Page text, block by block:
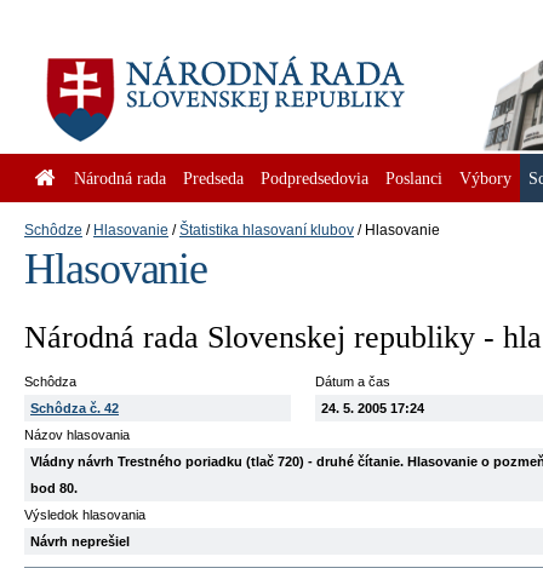
Národná rada Predseda Podpredsedovia Poslanci Výbory
Schôdze Hlasovanie Štatistika hlasovaní klubov Hlasovanie
Hlasovanie
Národná rada Slovenskej republiky -
Schôdza
Schôdza č. 42
Dátum a čas
24. 5. 2005 17:24
Názov hlasovania
Vládny návrh Trestného poriadku (tlač 720) - druhé čítanie. Hlasovanie o
bod 80.
Výsledok hlasovania
Návrh neprešiel